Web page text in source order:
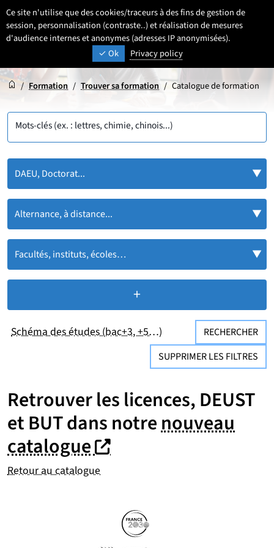
Ce site n'utilise que des cookies/traceurs à des fins de gestion de
session, personnalisation (contraste..) et réalisation de mesures
d'audience internes et anonymes (adresses IP anonymisées).
Ok
Privacy policy
Aller
au
contenu
Aller
au
menu
Aller
au
pied
page
UNIVERSITÉ DE LILLE
INSPIRONS DEMAIN
ParamétrageSélectionner une
FR
- Français
Accueil
Accueil
/ Formation / Trouver sa formation / Catalogue de formation
Mots-clés (ex. : lettres, chimie, chinois...)
DAEU, Doctorat...
Alternance, à distance...
Facultés, instituts, écoles…
+de critères de
Schéma des études (bac+3, +5…)
RECHERCHER
SUPPRIMER LES FILTRES
Retrouver les licences, DEUST
et BUT dans notrenouveau
catalogue(nouvelle fenêtre)
(nouvelle fenêtre)
Retour au catalogue
(nouvelle fenêtre)